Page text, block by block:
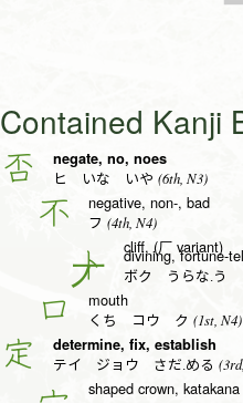
Contained Kanji
否 negate, no, noes
ヒ いな いや (6th, N3)
不 negative, non-, bad
フ (4th, N4)
cliff, (厂 variant)
卜 divining, fortune-
ボク うらな.う
口 mouth
くち コウ ク (1st, N4)
定 determine, fix, establish
テイ ジョウ さだ.める
shaped crown,